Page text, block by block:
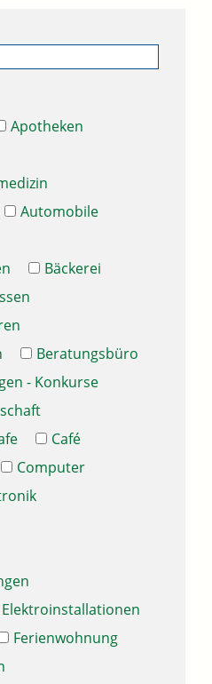
Apotheken
Automobile
Bäckerei
Beratungsbüro
- Konkurse
Café
Computer
Elektroinstallationen
Ferienwohnung